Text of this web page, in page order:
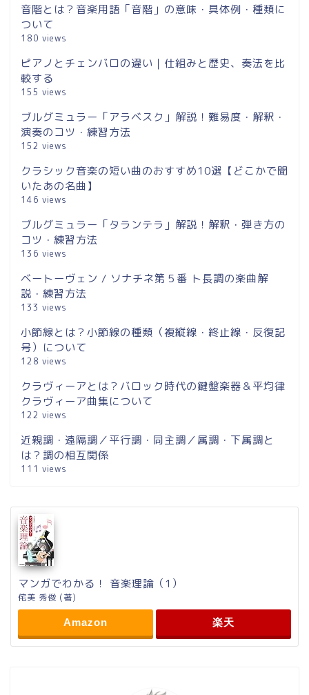
音階とは？音楽用語「音階」の意味・具体例・種類に
ついて
180 views
ピアノとチェンバロの違い｜仕組みと歴史、奏法を比
較する
155 views
ブルグミュラー「アラベスク」解説！難易度・解釈・
演奏のコツ・練習方法
152 views
クラシック音楽の短い曲のおすすめ10選【どこかで聞
いたあの名曲】
146 views
ブルグミュラー「タランテラ」解説！解釈・弾き方の
コツ・練習方法
136 views
ベートーヴェン / ソナチネ第５番 ト長調の楽曲解
説・練習方法
133 views
小節線とは？小節線の種類（複縦線・終止線・反復記
号）について
128 views
クラヴィーアとは？バロック時代の鍵盤楽器＆平均律
クラヴィーア曲集について
122 views
近親調・遠隔調／平行調・同主調／属調・下属調と
は？調の相互関係
111 views
マンガでわかる！ 音楽理論（1）
侘美 秀俊 (著)
Amazon 楽天